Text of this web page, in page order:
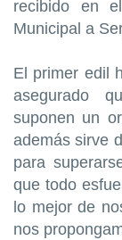
recibido en
Municipal a
​El primer edil
asegurado
suponen un
además sirve
para
que todo
lo mejor de
nos